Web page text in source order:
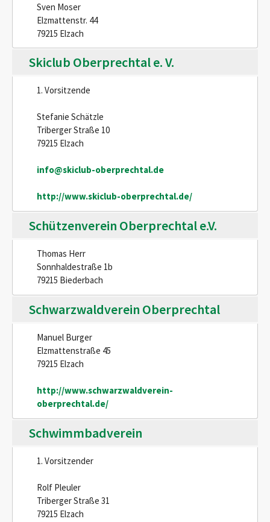
Sven Moser
Elzmattenstr. 44
79215 Elzach
Skiclub Oberprechtal e. V.
1. Vorsitzende
Stefanie Schätzle
Triberger Straße 10
79215 Elzach
info@skiclub-oberprechtal.de
http://www.skiclub-oberprechtal.de/
Schützenverein Oberprechtal e.V.
Thomas Herr
Sonnhaldestraße 1b
79215 Biederbach
Schwarzwaldverein Oberprechtal
Manuel Burger
Elzmattenstraße 45
79215 Elzach
http://www.schwarzwaldverein-
oberprechtal.de/
Schwimmbadverein
1. Vorsitzender
Rolf Pleuler
Triberger Straße 31
79215 Elzach